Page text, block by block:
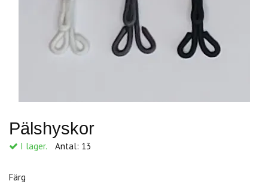
Pälshyskor
I lager. Antal: 13
Färg